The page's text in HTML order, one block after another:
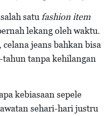
satu fashion item
lekang oleh waktu.
jeans bahkan bisa
tanpa kehilangan
kebiasaan sepele
sehari-hari justru